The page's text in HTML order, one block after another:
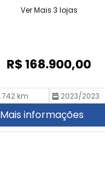
Ver Mais 3 lojas
R$ 168.900,00
km 2023/2023
Mais informações